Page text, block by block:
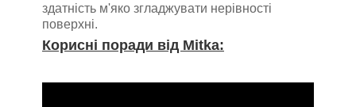
здатність м'яко згладжувати нерівності
поверхні.
Корисні поради від Mitka: